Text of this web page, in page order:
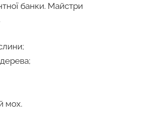
банки. Майстри
дерева;
мох.